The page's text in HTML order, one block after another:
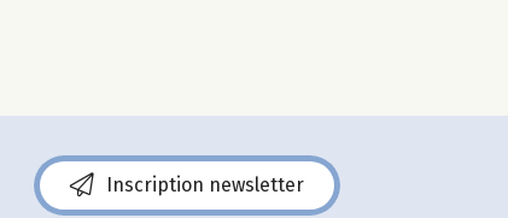
Inscription newsletter